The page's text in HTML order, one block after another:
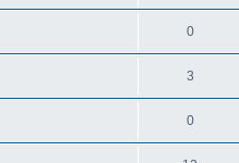
0
3
0